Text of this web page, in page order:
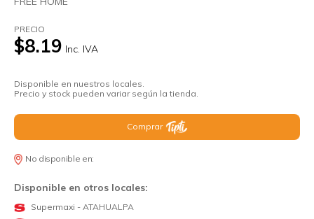
PRECIO
$8.19 Inc. IVA
Disponible en nuestros locales.
Precio y stock pueden variar según la tienda.
Comprar
No disponible en:
Disponible en otros locales:
Supermaxi - ATAHUALPA